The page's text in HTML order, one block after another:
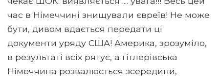
час в Німеччині знищували євреїв! Не може
бути, дивом вдається передати ці
документи уряду США! Америка, зрозуміло,
в результаті всіх рятує, а гітлерівська
Німеччина розвалюється зсередини,